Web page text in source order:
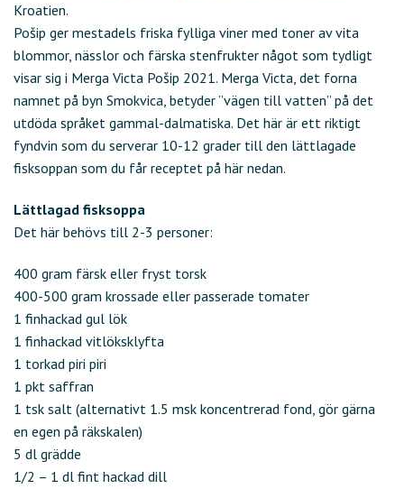
Kroatien.
Pošip ger mestadels friska fylliga viner med toner av vita
blommor, nässlor och färska stenfrukter något som tydligt
visar sig i Merga Victa Pošip 2021. Merga Victa, det forna
namnet på byn Smokvica, betyder ”vägen till vatten” på det
utdöda språket gammal-dalmatiska. Det här är ett riktigt
fyndvin som du serverar 10-12 grader till den lättlagade
fisksoppan som du får receptet på här nedan.
Lättlagad fisksoppa
Det här behövs till 2-3 personer:
400 gram färsk eller fryst torsk
400-500 gram krossade eller passerade tomater
1 finhackad gul lök
1 finhackad vitlöksklyfta
1 torkad piri piri
1 pkt saffran
1 tsk salt (alternativt 1.5 msk koncentrerad fond, gör gärna
en egen på räkskalen)
5 dl grädde
1/2 – 1 dl fint hackad dill